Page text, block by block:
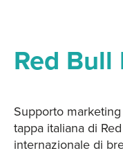
Red Bull
Supporto
tappa italiana di
internazionale di